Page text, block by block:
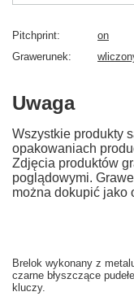
Pitchprint
on
Grawerunek
Uwaga
Wszystkie produkty
opakowaniach
Zdjęcia produktów
poglądowymi.
można dokupić jako
Brelok wykonany z
czarne błyszczące
kluczy.